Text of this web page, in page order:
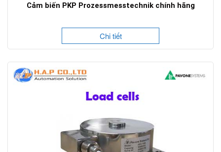
Cảm biến PKP Prozessmesstechnik chính hãng
Chi tiết